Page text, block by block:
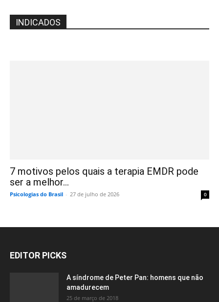
INDICADOS
7 motivos pelos quais a terapia EMDR pode
ser a melhor...
Psicologias do Brasil - 27 de julho de 2026 0
EDITOR PICKS
A síndrome de Peter Pan: homens que não
amadurecem
25 de março de 2018